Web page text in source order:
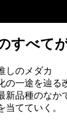
すべて
しのメダカ
の一途を辿
新品種のな
当てていく。